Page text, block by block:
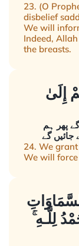
23. (O
disbelief
We will
Indeed,
the breasts.
إِلَىٰ
گے پھر ہم
گے
24. We
We will
لِلَّـهِ